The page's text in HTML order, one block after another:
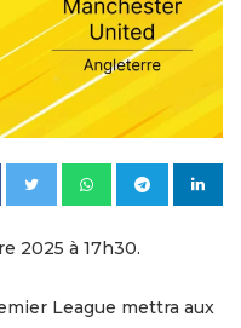
2025 à 17h30.
League mettra aux